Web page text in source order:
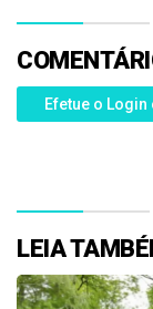
Efetue o
LEIA